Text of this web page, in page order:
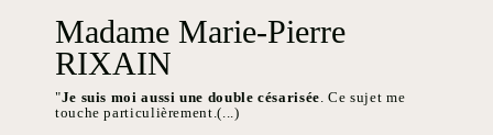
Madame Marie-Pierre
RIXAIN
"Je suis moi aussi une double césarisée . Ce sujet me
touche particulièrement.(...)